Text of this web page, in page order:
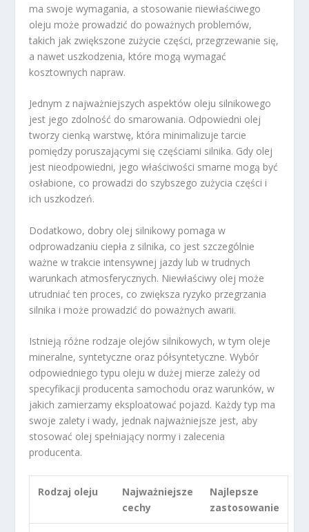
ma swoje wymagania, a stosowanie niewłaściwego
oleju może prowadzić do poważnych problemów,
takich jak zwiększone zużycie części, przegrzewanie się,
a nawet uszkodzenia, które mogą wymagać
kosztownych napraw.
Jednym z najważniejszych aspektów oleju silnikowego
jest jego zdolność do smarowania. Odpowiedni olej
tworzy cienką warstwę, która minimalizuje tarcie
pomiędzy poruszającymi się częściami silnika. Gdy olej
jest nieodpowiedni, jego właściwości smarne mogą być
osłabione, co prowadzi do szybszego zużycia części i
ich uszkodzeń.
Dodatkowo, dobry olej silnikowy pomaga w
odprowadzaniu ciepła z silnika, co jest szczególnie
ważne w trakcie intensywnej jazdy lub w trudnych
warunkach atmosferycznych. Niewłaściwy olej może
utrudniać ten proces, co zwiększa ryzyko przegrzania
silnika i może prowadzić do poważnych awarii.
Istnieją różne rodzaje olejów silnikowych, w tym oleje
mineralne, syntetyczne oraz półsyntetyczne. Wybór
odpowiedniego typu oleju w dużej mierze zależy od
specyfikacji producenta samochodu oraz warunków, w
jakich zamierzamy eksploatować pojazd. Każdy typ ma
swoje zalety i wady, jednak najważniejsze jest, aby
stosować olej spełniający normy i zalecenia
producenta.
Rodzaj oleju
Najważniejsze
cechy
Najlepsze
zastosowanie